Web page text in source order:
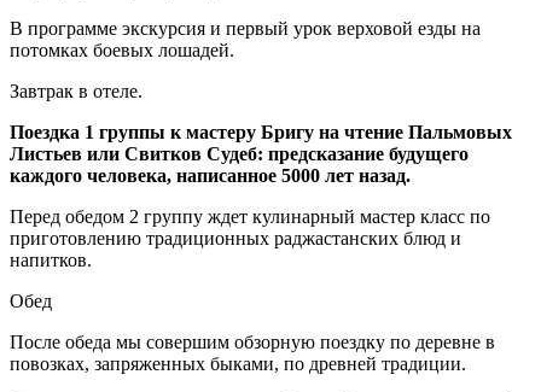
В программе экскурсия и первый урок верховой езды на
потомках боевых лошадей.
Завтрак в отеле.
Поездка 1 группы к мастеру Бригу на чтение Пальмовых
Листьев или Свитков Судеб: предсказание будущего
каждого человека, написанное 5000 лет назад.
Перед обедом 2 группу ждет кулинарный мастер класс по
приготовлению традиционных раджастанских блюд и
напитков.
Обед
После обеда мы совершим обзорную поездку по деревне в
повозках, запряженных быками, по древней традиции.